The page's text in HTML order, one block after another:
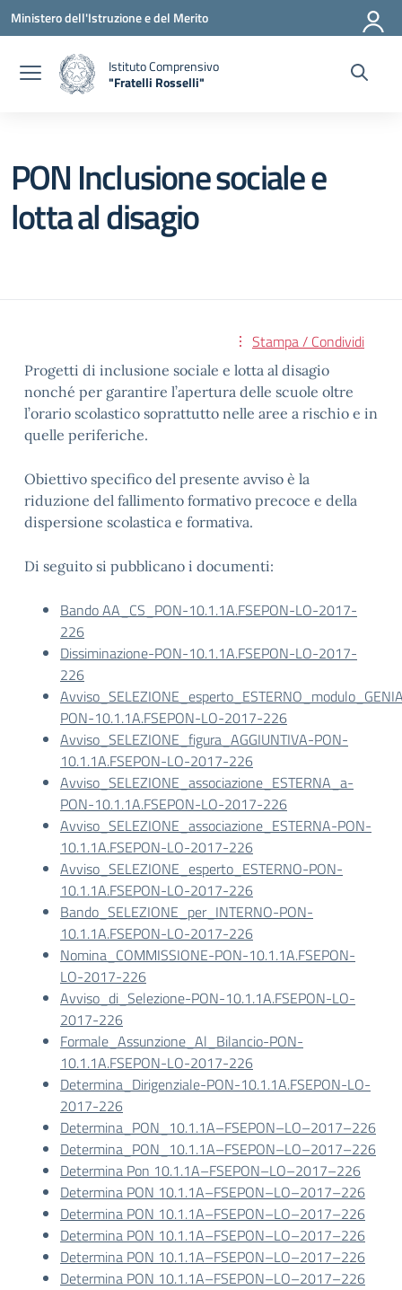
Vai ai contenuti
Vai al menu di navigazione
Vai al footer
Ministero dell'Istruzione e del Merito
Istituto Comprensivo
"Fratelli Rosselli"
PON Inclusione sociale e
lotta al disagio
Stampa / Condividi
Progetti di inclusione sociale e lotta al disagio
nonché per garantire l’apertura delle scuole oltre
l’orario scolastico soprattutto nelle aree a rischio e in
quelle periferiche.
Obiettivo specifico del presente avviso è la
riduzione del fallimento formativo precoce e della
dispersione scolastica e formativa.
Di seguito si pubblicano i documenti:
Bando AA_CS_PON-10.1.1A.FSEPON-LO-2017-
226
Dissiminazione-PON-10.1.1A.FSEPON-LO-2017-
226
PON-10.1.1A.FSEPON-LO-2017-226
Avviso_SELEZIONE_figura_AGGIUNTIVA-PON-
10.1.1A.FSEPON-LO-2017-226
Avviso_SELEZIONE_associazione_ESTERNA_a-
PON-10.1.1A.FSEPON-LO-2017-226
Avviso_SELEZIONE_associazione_ESTERNA-PON-
10.1.1A.FSEPON-LO-2017-226
Avviso_SELEZIONE_esperto_ESTERNO-PON-
10.1.1A.FSEPON-LO-2017-226
Bando_SELEZIONE_per_INTERNO-PON-
10.1.1A.FSEPON-LO-2017-226
Nomina_COMMISSIONE-PON-10.1.1A.FSEPON-
LO-2017-226
Avviso_di_Selezione-PON-10.1.1A.FSEPON-LO-
2017-226
Formale_Assunzione_Al_Bilancio-PON-
10.1.1A.FSEPON-LO-2017-226
Determina_Dirigenziale-PON-10.1.1A.FSEPON-LO-
2017-226
Determina_PON_10.1.1A–FSEPON–LO–2017–226
Determina_PON_10.1.1A–FSEPON–LO–2017–226
Determina Pon 10.1.1A–FSEPON–LO–2017–226
Determina PON 10.1.1A–FSEPON–LO–2017–226
Determina PON 10.1.1A–FSEPON–LO–2017–226
Determina PON 10.1.1A–FSEPON–LO–2017–226
Determina PON 10.1.1A–FSEPON–LO–2017–226
Determina PON 10.1.1A–FSEPON–LO–2017–226